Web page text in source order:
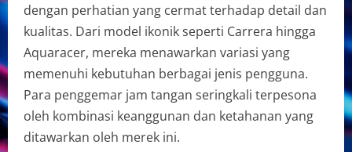
dengan perhatian yang cermat terhadap detail dan
kualitas. Dari model ikonik seperti Carrera hingga
Aquaracer, mereka menawarkan variasi yang
memenuhi kebutuhan berbagai jenis pengguna.
Para penggemar jam tangan seringkali terpesona
oleh kombinasi keanggunan dan ketahanan yang
ditawarkan oleh merek ini.